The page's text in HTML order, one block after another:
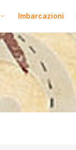
Imbarcazioni